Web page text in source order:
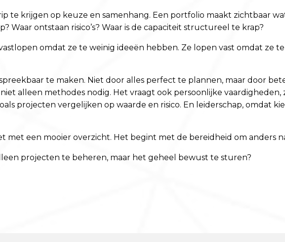
te krijgen op keuze en samenhang. Een portfolio maakt zichtbaar
Waar ontstaan risico’s? Waar is de capaciteit structureel te krap?
omdat ze te weinig ideeën hebben. Ze lopen vast omdat ze
te maken. Niet door alles perfect te plannen, maar door
alleen methodes nodig. Het vraagt ook persoonlijke vaardigheden,
projecten vergelijken op waarde en risico. En leiderschap, omdat
een mooier overzicht. Het begint met de bereidheid om anders
projecten te beheren, maar het geheel bewust te sturen?